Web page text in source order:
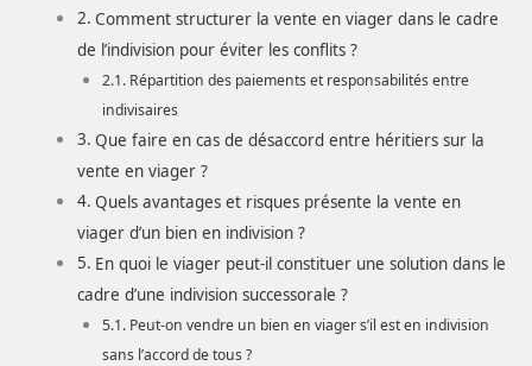
Comment structurer la vente en viager dans le cadre
de l’indivision pour éviter les conflits ?
Répartition des paiements et responsabilités entre
indivisaires
Que faire en cas de désaccord entre héritiers sur la
vente en viager ?
Quels avantages et risques présente la vente en
viager d’un bien en indivision ?
En quoi le viager peut-il constituer une solution dans le
cadre d’une indivision successorale ?
Peut-on vendre un bien en viager s’il est en indivision
sans l’accord de tous ?